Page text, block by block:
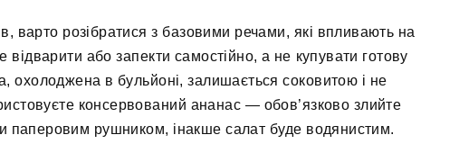
варто розібратися з базовими речами, які впливають на
або запекти самостійно, а не купувати готову
охолоджена в бульйоні, залишається соковитою і не
консервований ананас — обов’язково злийте
паперовим рушником, інакше салат буде водянистим.